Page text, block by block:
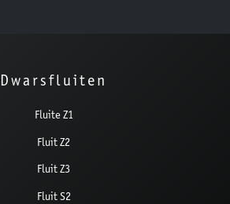
Dwarsfluiten
Fluite Z1
Fluit Z2
Fluit Z3
Fluit S2